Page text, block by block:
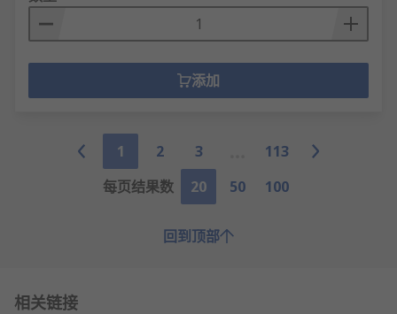
添加
1 2 3
113
每页结果数
20 50 100
回到顶部
相关链接